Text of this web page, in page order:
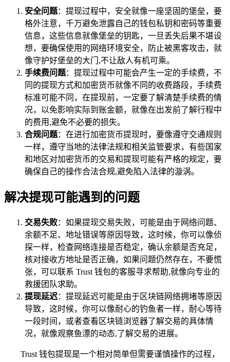
安全问题：提现过程中，安全就像一座坚固的堡垒，要
格外注意，千万避免泄露自己的钱包私钥和密码等重要
信息，这些信息就像堡垒的钥匙，一旦丢失后果不堪设
想，要确保使用的网络环境安全，防止被黑客攻击，就
像守护好堡垒的大门,不让敌人有机可乘。
手续费问题：提现过程中可能会产生一定的手续费，不
同的提现方式和加密货币就像不同的收费路段，手续费
标准可能不同，在提现前，一定要了解清楚手续费的情
况，以免影响实际到账金额，就像在出发前了解行程中
的费用,避免不必要的损失。
合规问题：在进行加密货币提现时，要像遵守交通规则
一样，遵守当地的法律法规和相关监管要求，有些国家
和地区对加密货币的交易和提现可能有严格的规定，要
确保自己的操作合法合规,避免陷入法律的漩涡。
解决提现可能遇到的问题
交易失败：如果提现交易失败，可能是由于网络问题、
余额不足、地址错误等原因导致，这时候，你可以像侦
探一样，检查网络连接是否稳定，确认余额是否充足，
核对接收方地址是否正确，如果问题仍然存在，不要慌
张，可以联系 Trust 钱包的客服寻求帮助,就像向专业的
救援团队求助。
提现延迟：提现延迟可能是由于区块链网络拥堵等原因
导致，这时候，你可以像耐心的钓鱼者一样，耐心等待
一段时间，或者查看区块链浏览器了解交易的具体情
况，就像观察鱼漂的动态,了解交易的进展。
Trust 钱包提现是一个相对简单但需要谨慎操作的过程，